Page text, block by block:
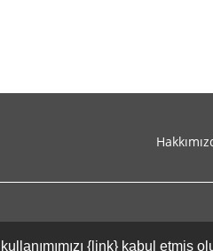
{link} kabul